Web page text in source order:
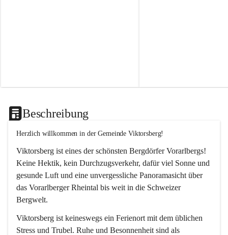
Beschreibung
Herzlich willkommen in der Gemeinde Viktorsberg!
Viktorsberg ist eines der schönsten Bergdörfer Vorarlbergs!
Keine Hektik, kein Durchzugsverkehr, dafür viel Sonne und
gesunde Luft und eine unvergessliche Panoramasicht über
das Vorarlberger Rheintal bis weit in die Schweizer
Bergwelt.
Viktorsberg ist keineswegs ein Ferienort mit dem üblichen
Stress und Trubel. Ruhe und Besonnenheit sind als